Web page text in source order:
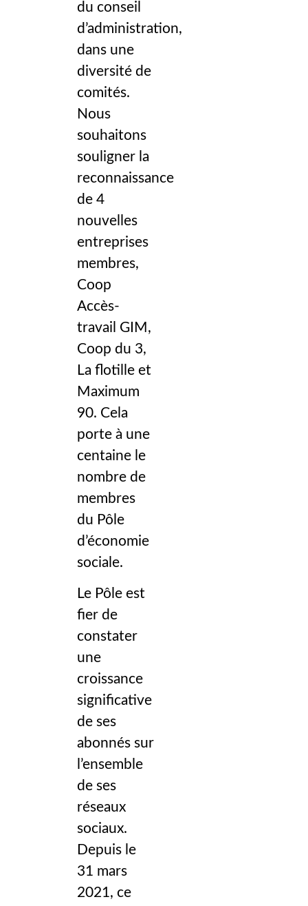
du conseil
d’administration,
dans une
diversité de
comités.
Nous
souhaitons
souligner la
reconnaissance
de 4
nouvelles
entreprises
membres,
Coop
Accès-
travail GIM,
Coop du 3,
La flotille et
Maximum
90. Cela
porte à une
centaine le
nombre de
membres
du Pôle
d’économie
sociale.
Le Pôle est
fier de
constater
une
croissance
significative
de ses
abonnés sur
l’ensemble
de ses
réseaux
sociaux.
Depuis le
31 mars
2021, ce